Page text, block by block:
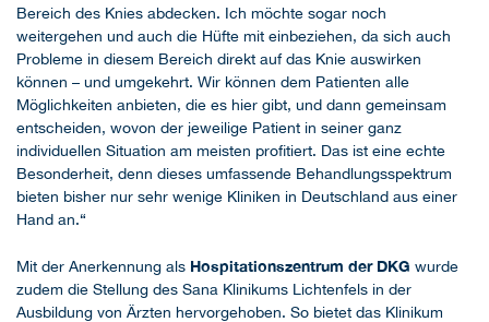
Bereich des Knies abdecken. Ich möchte sogar noch
weitergehen und auch die Hüfte mit einbeziehen, da sich auch
Probleme in diesem Bereich direkt auf das Knie auswirken
können – und umgekehrt. Wir können dem Patienten alle
Möglichkeiten anbieten, die es hier gibt, und dann gemeinsam
entscheiden, wovon der jeweilige Patient in seiner ganz
individuellen Situation am meisten profitiert. Das ist eine echte
Besonderheit, denn dieses umfassende Behandlungsspektrum
bieten bisher nur sehr wenige Kliniken in Deutschland aus einer
Hand an.“
Mit der Anerkennung als Hospitationszentrum der DKG wurde
zudem die Stellung des Sana Klinikums Lichtenfels in der
Ausbildung von Ärzten hervorgehoben. So bietet das Klinikum